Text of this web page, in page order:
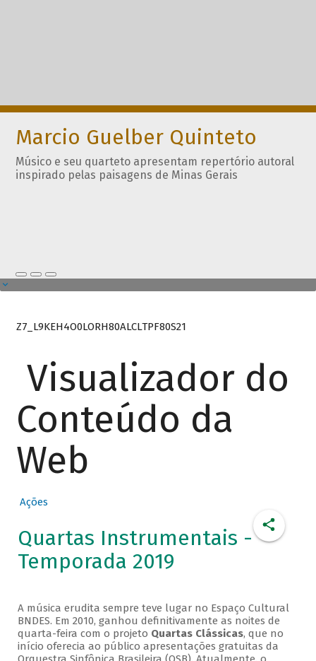
Marcio Guelber Quinteto
Músico e seu quarteto apresentam repertório autoral
inspirado pelas paisagens de Minas Gerais
Z7_L9KEH4O0LORH80ALCLTPF80S21
Visualizador do
Conteúdo da
Web
Ações
Quartas Instrumentais -
Temporada 2019
A música erudita sempre teve lugar no Espaço Cultural
BNDES. Em 2010, ganhou definitivamente as noites de
quarta-feira com o projeto Quartas Clássicas, que no
início oferecia ao público apresentações gratuitas da